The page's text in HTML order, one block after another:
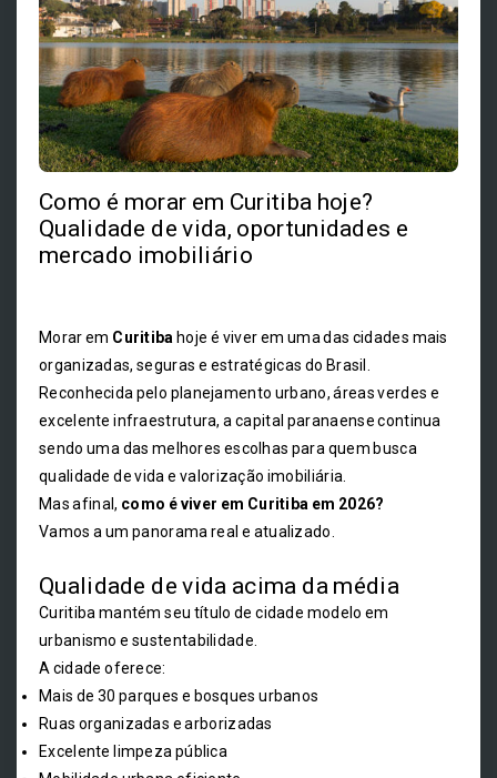
Como é morar em Curitiba hoje?
Qualidade de vida, oportunidades e
mercado imobiliário
Morar em Curitiba hoje é viver em uma das cidades mais
organizadas, seguras e estratégicas do Brasil.
Reconhecida pelo planejamento urbano, áreas verdes e
excelente infraestrutura, a capital paranaense continua
sendo uma das melhores escolhas para quem busca
qualidade de vida e valorização imobiliária.
Mas afinal, como é viver em Curitiba em 2026?
Vamos a um panorama real e atualizado.
Qualidade de vida acima da média
Curitiba mantém seu título de cidade modelo em
urbanismo e sustentabilidade.
A cidade oferece:
Mais de 30 parques e bosques urbanos
Ruas organizadas e arborizadas
Excelente limpeza pública